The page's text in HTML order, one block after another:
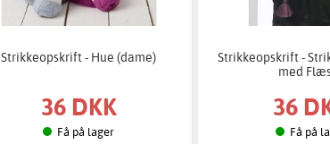
Strikkeopskrift - Hue (dame)
36 DKK
Få på lager
Strikkeopskrift -
med
36
Få på